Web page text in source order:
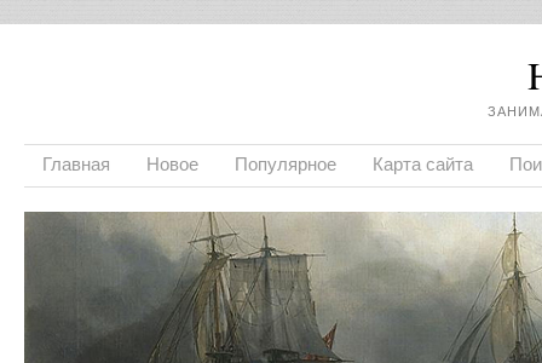
Главная Новое Популярное Карта сайта